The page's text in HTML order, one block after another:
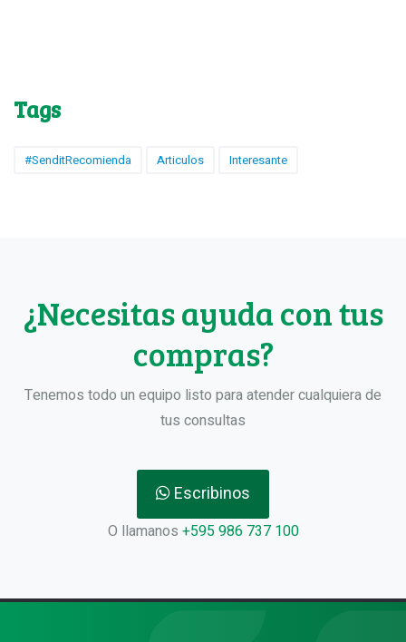
Tags
#SenditRecomienda Articulos Interesante
¿Necesitas ayuda con tus
compras?
Tenemos todo un equipo listo para atender cualquiera de
tus consultas
Escribinos
O llamanos +595 986 737 100